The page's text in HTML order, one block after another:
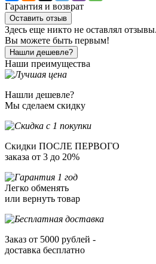
Гарантия и возврат
Оставить отзыв
Здесь еще никто не оставлял отзывы.
Вы можете быть первым!
Нашли дешевле?
Наши преимущества
Нашли дешевле?
Мы сделаем скидку
Скидки ПОСЛЕ ПЕРВОГО
заказа от 3 до 20%
Легко обменять
или вернуть товар
Заказ от 5000 рублей -
доставка бесплатно